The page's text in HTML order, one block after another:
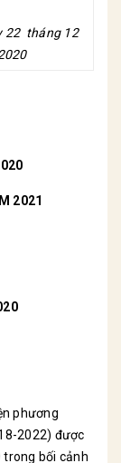
22 tháng 12
2021
phương
2022) được
trong bối cảnh